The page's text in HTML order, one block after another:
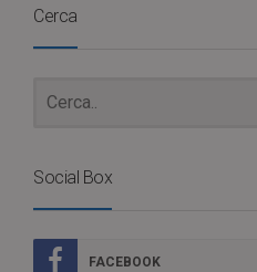
Cerca
Social Box
FACEBOOK